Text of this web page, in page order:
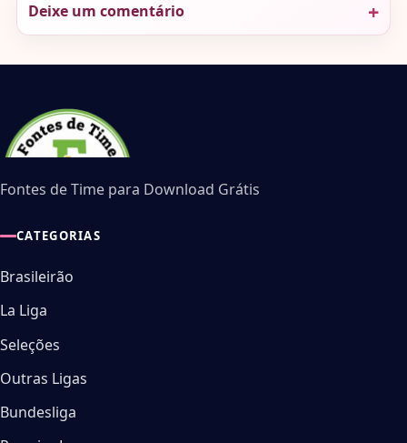
Deixe um comentário
Fontes de Time para Download Grátis
CATEGORIAS
Brasileirão
La Liga
Seleções
Outras Ligas
Bundesliga